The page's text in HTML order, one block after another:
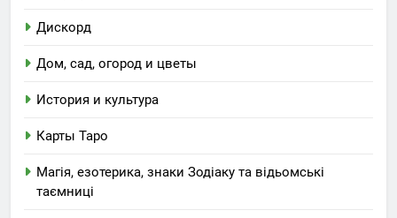
Дискорд
Дом, сад, огород и цветы
История и культура
Карты Таро
Магія, езотерика, знаки Зодіаку та відьомські
таємниці